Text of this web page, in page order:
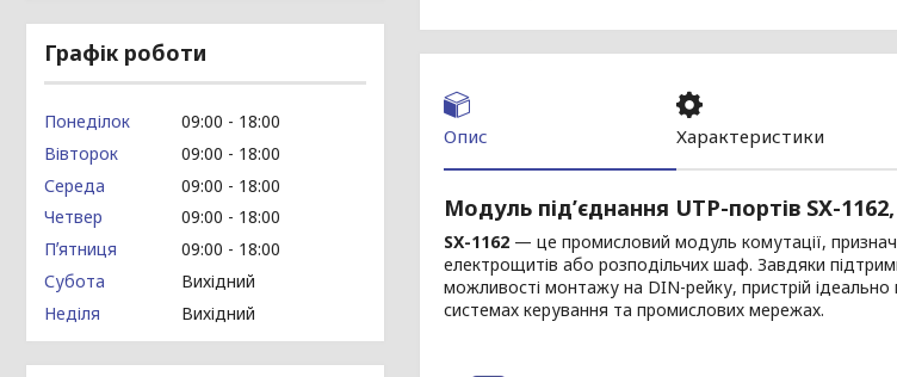
Опис Характеристики
Модуль під’єднання UTP-портів SX-
SX-1162 — це промисловий модуль комутації,
електрощитів або розподільчих шаф. Завдяки
можливості монтажу на DIN-рейку, пристрій
системах керування та промислових мережах.
Графік роботи
Понеділок 09:00
18:00
Вівторок
09:00
18:00
Середа
09:00
18:00
Четвер
09:00
18:00
Пʼятниця
09:00
18:00
Субота
Вихідний
Неділя
Вихідний